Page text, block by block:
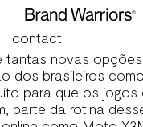
contact
sobre a
site corporativo. A
novas
dos brasileiros
para que os jogos
parte da rotina